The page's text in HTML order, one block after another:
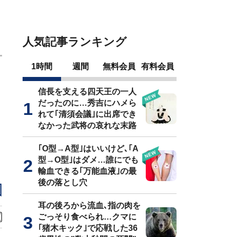
人気記事ランキング
1時間 週間 無料会員 有料会員
信長を支える四天王の一人
だったのに…秀吉にハメら
れて｢清須会議｣に出席でき
なかった武将の哀れな末路
｢O型→A型｣はいいけど､｢A
型→O型｣はダメ…誰にでも
輸血できる｢万能血液｣の最
後の落とし穴
耳の後ろから流血､指の肉を
ごっそり食べられ…クマに
｢猪木キック｣で応戦した36